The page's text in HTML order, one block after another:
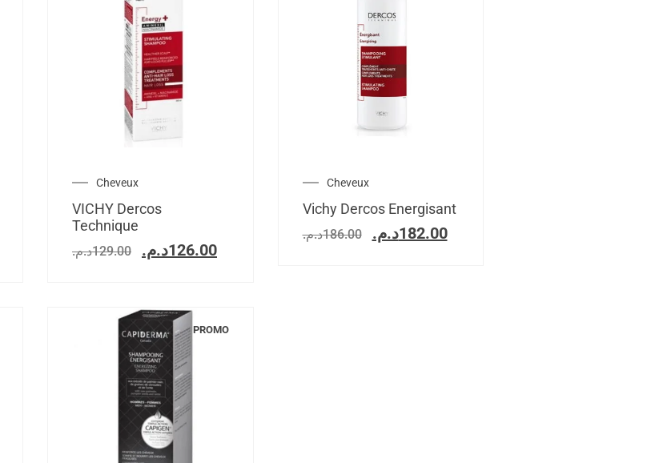
Cheveux
VICHY Dercos
Technique
129.00د.م. 126.00د.م.
Cheveux
Vichy Dercos Energisant
186.00د.م. 182.00د.م.
PROMO